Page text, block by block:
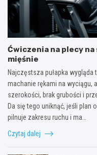
Ćwiczenia na plecy na
mięśnie
Najczęstsza pułapka
machanie rękami na wyciągu,
szerokości, brak grubości i
Da się tego uniknąć, jeśli plan
pilnuje zakresu ruchu i ma…
Czytaj dalej